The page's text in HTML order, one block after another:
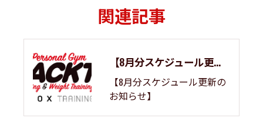
関連記事
【8月分スケジュール更新のお知らせ】
【8月分スケジュール更新の
お知らせ】